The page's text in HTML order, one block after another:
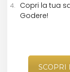
Copri la tua
Godere!
SCOPRI